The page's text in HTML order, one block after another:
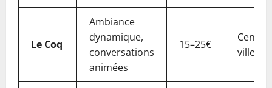
Le Coq
Ambiance
dynamique,
conversations
animées
15–25€
Centre-
ville